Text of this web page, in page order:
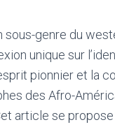
sous-genre du
unique sur
pionnier et la
des Afro-
article se